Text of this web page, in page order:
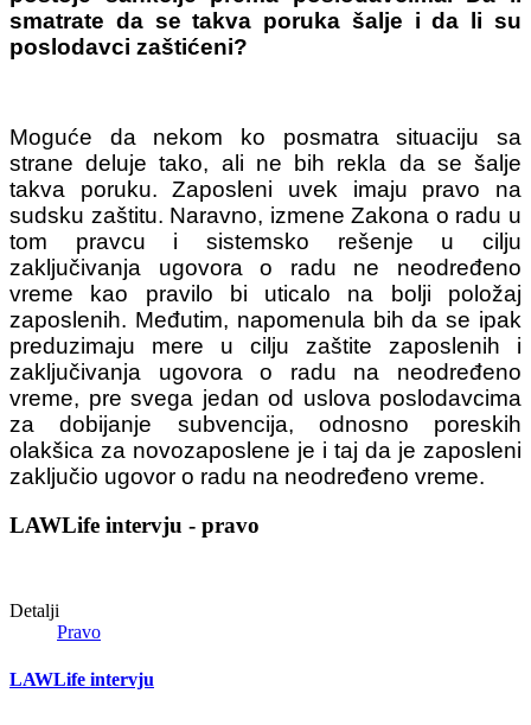
smatrate da se takva poruka šalje i da li su
poslodavci zaštićeni?
Moguće da nekom ko posmatra situaciju sa
strane deluje tako, ali ne bih rekla da se šalje
takva poruku. Zaposleni uvek imaju pravo na
sudsku zaštitu. Naravno, izmene Zakona o radu u
tom pravcu i sistemsko rešenje u cilju
zaključivanja ugovora o radu ne neodređeno
vreme kao pravilo bi uticalo na bolji položaj
zaposlenih. Međutim, napomenula bih da se ipak
preduzimaju mere u cilju zaštite zaposlenih i
zaključivanja ugovora o radu na neodređeno
vreme, pre svega jedan od uslova poslodavcima
za dobijanje subvencija, odnosno poreskih
olakšica za novozaposlene je i taj da je zaposleni
zaključio ugovor o radu na neodređeno vreme.
LAWLife intervju - pravo
Detalji
Pravo
LAWLife intervju